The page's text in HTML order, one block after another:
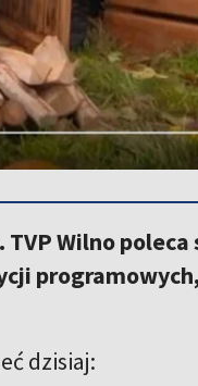
Wilno
dzisiaj: